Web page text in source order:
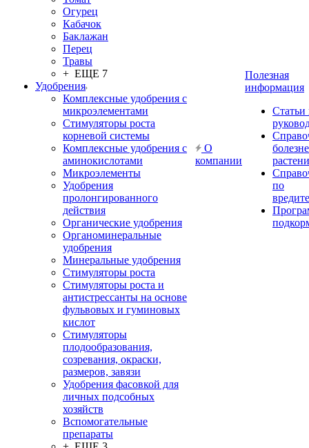
Огурец
Кабачок
Баклажан
Перец
Травы
+ ЕЩЕ 7
Удобрения
Комплексные удобрения с
микроэлементами
Стимуляторы роста
корневой системы
Комплексные удобрения с
аминокислотами
Микроэлементы
Удобрения
пролонгированного
действия
Органические удобрения
Органоминеральные
удобрения
Минеральные удобрения
Стимуляторы роста
Стимуляторы роста и
антистрессанты на основе
фульвовых и гуминовых
кислот
Стимуляторы
плодообразования,
созревания, окраски,
размеров, завязи
Удобрения фасовкой для
личных подсобных
хозяйств
Вспомогательные
препараты
О
компании
Полезная
информация
Статьи
по